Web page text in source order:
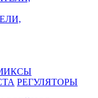
РЕГУЛЯТОРЫ